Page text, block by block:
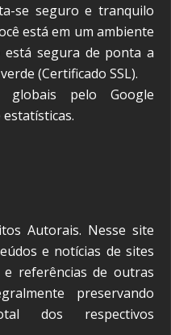
se seguro e tranquilo
está em um ambiente
está segura de ponta a
(Certificado SSL).
globais pelo Google
Autorais. Nesse site
e notícias de sites
referências de outras
preservando
dos respectivos